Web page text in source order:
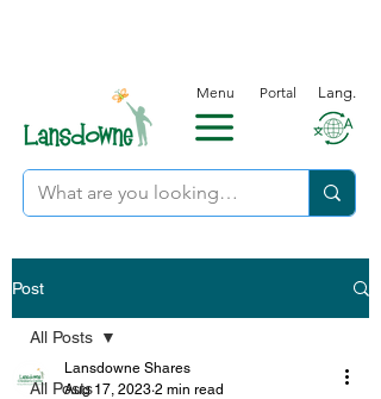
Menu Portal Lang.
Post
All Posts
All Posts
Lansdowne Shares
Aug 17, 2023 2 min read